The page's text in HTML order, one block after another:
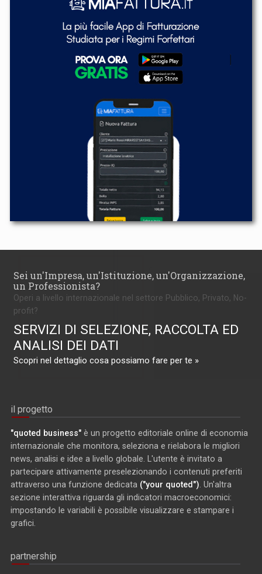
Sei un'Impresa, un'Istituzione, un'Organizzazione,
un Professionista?
Operi a livello internazionale nel settore Pubblico, Privato, No-
profit?
SERVIZI DI SELEZIONE, RACCOLTA ED
ANALISI DEI DATI
Scopri nel dettaglio cosa possiamo fare per te »
il progetto
"quoted business" è un progetto editoriale online di economia
internazionale che monitora, seleziona e rielabora le migliori
news, analisi e idee a livello globale. L'utente è invitato a
partecipare attivamente preselezionando i contenuti preferiti
attraverso una funzione dedicata ("your quoted") . Un'altra
sezione interattiva riguarda gli indicatori macroeconomici:
impostando le variabili è possibile visualizzare e stampare i
grafici.
partnership